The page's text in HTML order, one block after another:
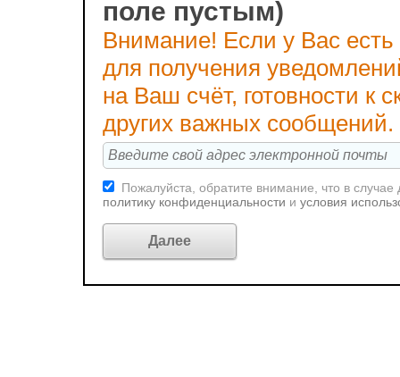
поле пустым)
Внимание! Если у Вас
для получения
на Ваш счёт, готовности к
других важных сообщений.
Пожалуйста, обратите внимание, что в
политику конфиденциальности и условия